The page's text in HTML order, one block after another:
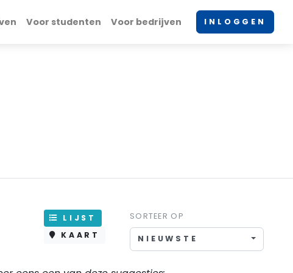
Voor studenten Voor bedrijven INLOGGEN
LIJST
KAART
SORTEER OP
NIEUWSTE